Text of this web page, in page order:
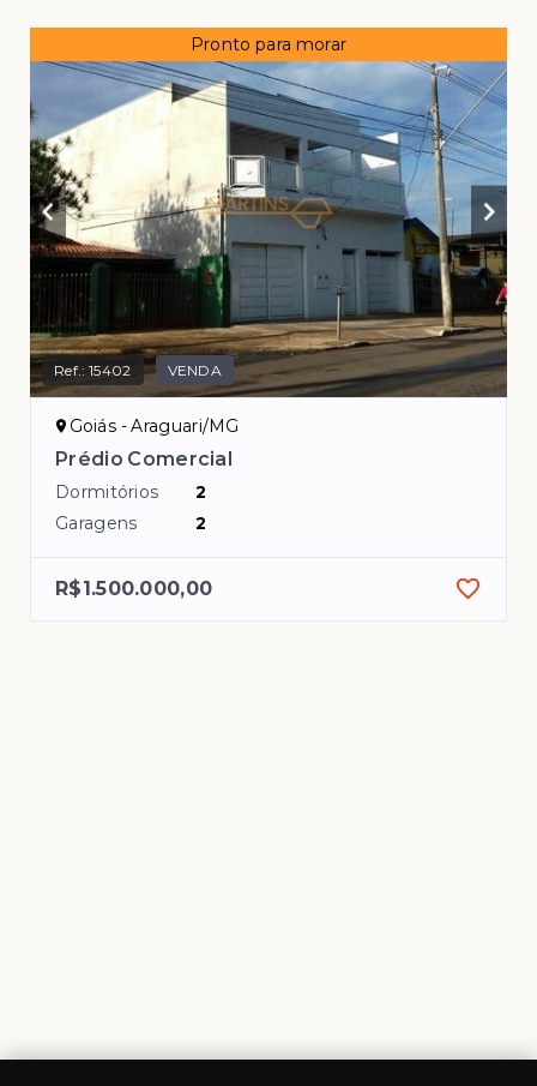
Pronto para morar
Ref.:15402 VENDA
Goiás - Araguari/MG
Prédio Comercial
Dormitórios
2
Garagens
2
R$1.500.000,00